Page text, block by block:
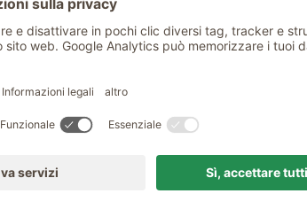
10. Spalmate uniformemente la panna
12.
Un suggerimento: in inverno, quando
spalmare la marmellata di frutti di
rotolo è una squisitezza.